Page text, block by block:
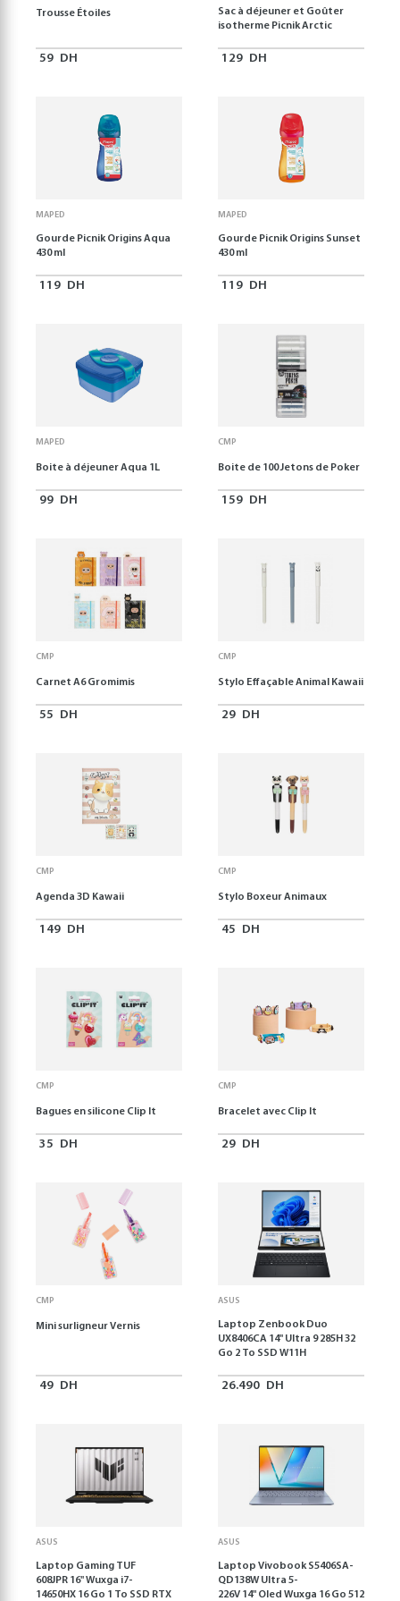
Trousse Étoiles
59 DH
Sac à déjeuner et Goûter
isotherme Picnik Arctic
129 DH
MAPED
Gourde Picnik Origins Aqua
430 ml
119 DH
MAPED
Gourde Picnik Origins Sunset
430 ml
119 DH
MAPED
Boite à déjeuner Aqua 1L
99 DH
CMP
Boite de 100 Jetons de Poker
159 DH
CMP
Carnet A6 Gromimis
55 DH
CMP
Stylo Effaçable Animal Kawaii
29 DH
CMP
Agenda 3D Kawaii
149 DH
CMP
Stylo Boxeur Animaux
45 DH
CMP
Bagues en silicone Clip It
35 DH
CMP
Bracelet avec Clip It
29 DH
CMP
Mini surligneur Vernis
49 DH
ASUS
Laptop Zenbook Duo
UX8406CA 14'' Ultra 9 285H 32
Go 2 To SSD W11H
26.490 DH
ASUS
Laptop Gaming TUF
608JPR 16'' Wuxga i7-
14650HX 16 Go 1 To SSD RTX
ASUS
Laptop Vivobook S5406SA-
QD138W Ultra 5-
226V 14" Oled Wuxga 16 Go 512